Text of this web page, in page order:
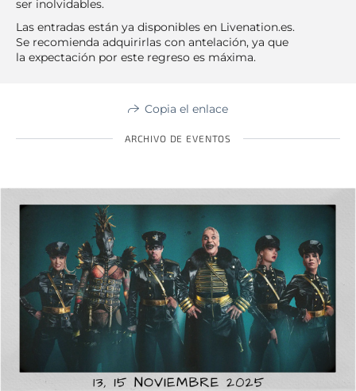
ser inolvidables.
Las entradas están ya disponibles en Livenation.es.
Se recomienda adquirirlas con antelación, ya que
la expectación por este regreso es máxima.
Copia el enlace
ARCHIVO DE EVENTOS